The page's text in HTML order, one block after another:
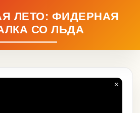
ЛЕТО: ФИДЕРНАЯ
СО ЛЬДА